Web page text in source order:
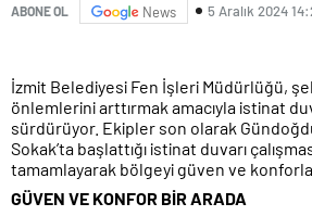
ABONE OL News 5 Aralık 2024
İzmit Belediyesi Fen İşleri Müdürlüğü,
önlemlerini arttırmak amacıyla istinat
sürdürüyor. Ekipler son olarak
Sokak’ta başlattığı istinat duvarı
tamamlayarak bölgeyi güven ve
GÜVEN VE KONFOR BİR ARADA